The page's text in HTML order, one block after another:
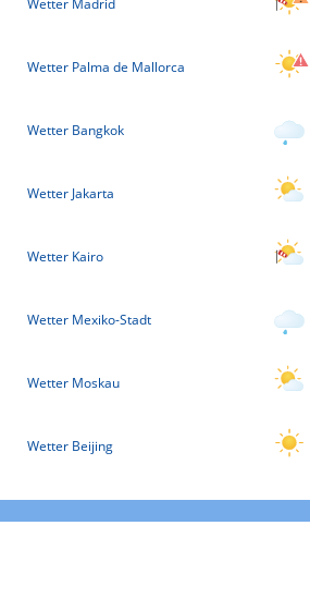
Wetter Madrid
Wetter Palma de Mallorca
Wetter Bangkok
Wetter Jakarta
Wetter Kairo
Wetter Mexiko-Stadt
Wetter Moskau
Wetter Beijing